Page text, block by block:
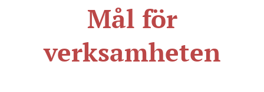
Mål för
verksamheten